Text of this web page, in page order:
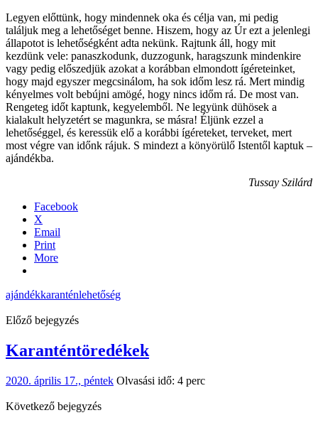
Legyen előttünk, hogy mindennek oka és célja van, mi pedig
találjuk meg a lehetőséget benne. Hiszem, hogy az Úr ezt a jelenlegi
állapotot is lehetőségként adta nekünk. Rajtunk áll, hogy mit
kezdünk vele: panaszkodunk, duzzogunk, haragszunk mindenkire
vagy pedig előszedjük azokat a korábban elmondott ígéreteinket,
hogy majd egyszer megcsinálom, ha sok időm lesz rá. Mert mindig
kényelmes volt bebújni amögé, hogy nincs időm rá. De most van.
Rengeteg időt kaptunk, kegyelemből. Ne legyünk dühösek a
kialakult helyzetért se magunkra, se másra! Éljünk ezzel a
lehetőséggel, és keressük elő a korábbi ígéreteket, terveket, mert
most végre van időnk rájuk. S mindezt a könyörülő Istentől kaptuk –
ajándékba.
Tussay Szilárd
Facebook
X
Email
Print
More
ajándékkaranténlehetőség
Előző bejegyzés
Karanténtöredékek
2020. április 17., péntek Olvasási idő: 4 perc
Következő bejegyzés